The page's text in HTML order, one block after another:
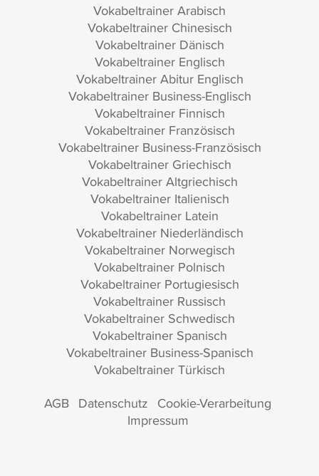
Vokabeltrainer Arabisch
Vokabeltrainer Chinesisch
Vokabeltrainer Dänisch
Vokabeltrainer Englisch
Vokabeltrainer Abitur Englisch
Vokabeltrainer Business-Englisch
Vokabeltrainer Finnisch
Vokabeltrainer Französisch
Vokabeltrainer Business-Französisch
Vokabeltrainer Griechisch
Vokabeltrainer Altgriechisch
Vokabeltrainer Italienisch
Vokabeltrainer Latein
Vokabeltrainer Niederländisch
Vokabeltrainer Norwegisch
Vokabeltrainer Polnisch
Vokabeltrainer Portugiesisch
Vokabeltrainer Russisch
Vokabeltrainer Schwedisch
Vokabeltrainer Spanisch
Vokabeltrainer Business-Spanisch
Vokabeltrainer Türkisch
AGB Datenschutz Cookie-Verarbeitung
Impressum